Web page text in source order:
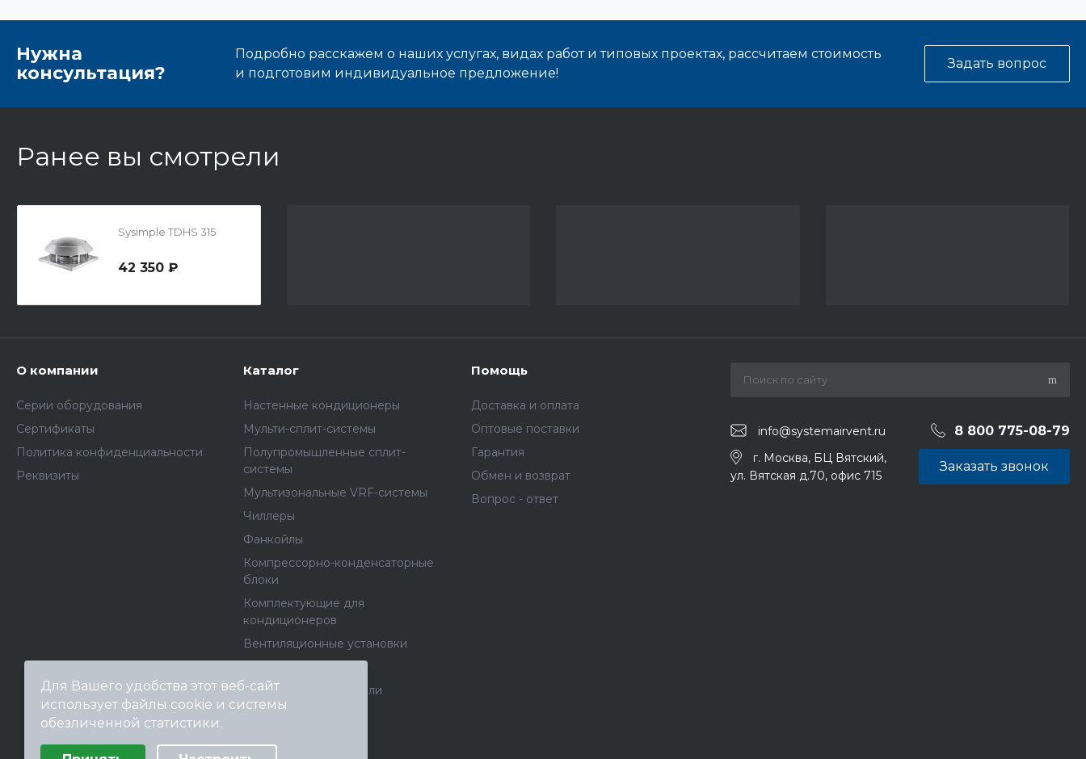
Нужна
консультация?
Подробно расскажем о наших услугах, видах работ и типовых проектах, рассчитаем стоимость
и подготовим индивидуальное предложение!
Задать вопрос
Ранее вы смотрели
Sysimple TDHS 315
42 350 ₽
О компании
Серии оборудования
Сертификаты
Политика конфиденциальности
Реквизиты
Каталог
Настенные кондиционеры
Мульти-сплит-системы
Полупромышленные сплит-
системы
Мультизональные VRF-системы
Чиллеры
Фанкойлы
Компрессорно-конденсаторные
блоки
Комплектующие для
кондиционеров
Вентиляционные установки
Канальные нагреватели
Архив моделей
Помощь
Доставка и оплата
Оптовые поставки
Гарантия
Обмен и возврат
Вопрос - ответ
info@systemairvent.ru 8 800 775-08-79
г. Москва, БЦ Вятский,
ул. Вятская д.70, офис 715
Заказать звонок
Для Вашего удобства этот веб-сайт
использует файлы cookie и системы
обезличенной статистики.